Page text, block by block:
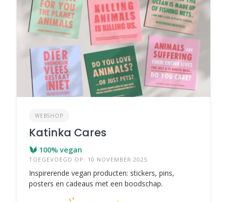
WEBSHOP
Katinka Cares
100% vegan
TOEGEVOEGD OP: 10 NOVEMBER 2025
Inspirerende vegan producten: stickers, pins,
posters en cadeaus met een boodschap.